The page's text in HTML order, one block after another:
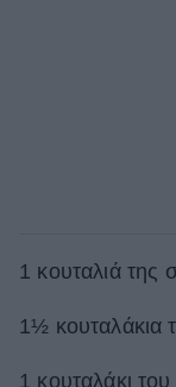
1 κουταλιά της
1½ κουταλάκια
1 κουταλάκι